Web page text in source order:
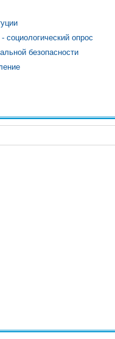
социологический опрос
безопасности